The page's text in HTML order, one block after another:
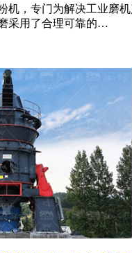
机，专门为解决工业磨
采用了合理可靠的…